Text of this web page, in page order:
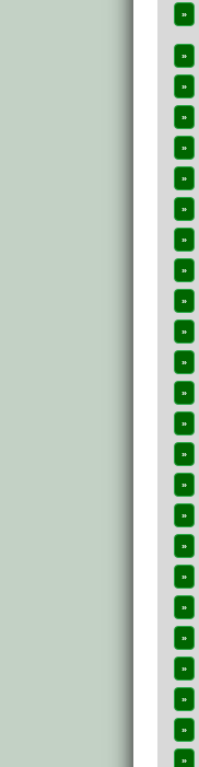
»
»
»
»
»
»
»
»
»
»
»
»
»
»
»
»
»
»
»
»
»
»
»
»
»